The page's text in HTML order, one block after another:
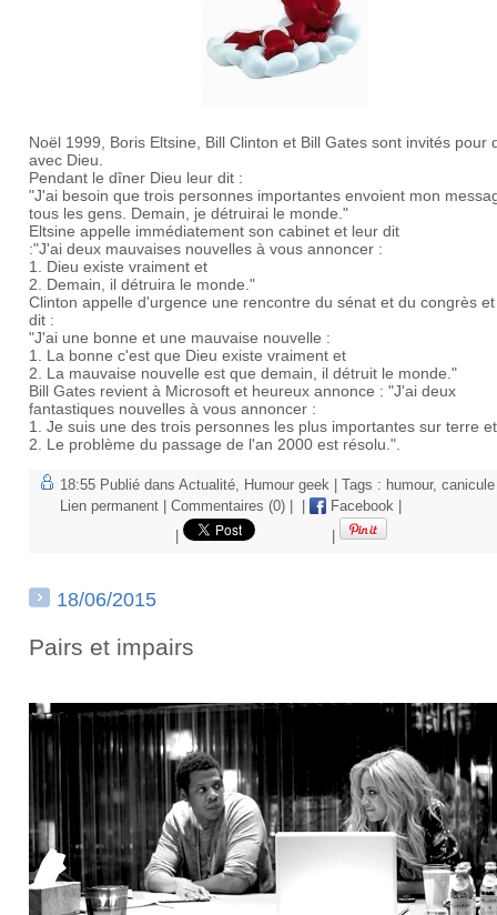
Noël 1999, Boris Eltsine, Bill Clinton et Bill Gates sont invités pour
avec Dieu.
Pendant le dîner Dieu leur dit :
"J'ai besoin que trois personnes importantes envoient mon
tous les gens. Demain, je détruirai le monde."
Eltsine appelle immédiatement son cabinet et leur dit
:"J'ai deux mauvaises nouvelles à vous annoncer :
1. Dieu existe vraiment et
2. Demain, il détruira le monde."
Clinton appelle d'urgence une rencontre du sénat et du congrès
dit :
"J'ai une bonne et une mauvaise nouvelle :
1. La bonne c'est que Dieu existe vraiment et
2. La mauvaise nouvelle est que demain, il détruit le monde."
Bill Gates revient à Microsoft et heureux annonce : "J'ai deux
fantastiques nouvelles à vous annoncer :
1. Je suis une des trois personnes les plus importantes sur terre et
2. Le problème du passage de l'an 2000 est résolu.".
18:55 Publié dans Actualité, Humour geek | Tags : humour, canicule
Lien permanent
Commentaires (0) Facebook
18/06/2015
Pairs et impairs